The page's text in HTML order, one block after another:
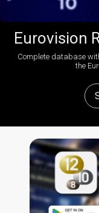
Eurovision
Complete database
the